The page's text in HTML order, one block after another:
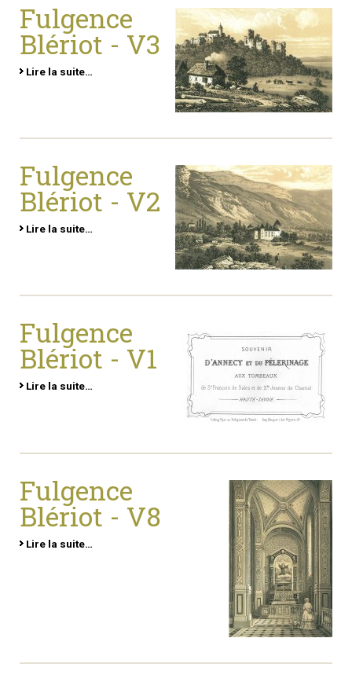
Fulgence
Blériot - V3
Lire la suite…
Fulgence
Blériot - V2
Lire la suite…
Fulgence
Blériot - V1
Lire la suite…
Fulgence
Blériot - V8
Lire la suite…